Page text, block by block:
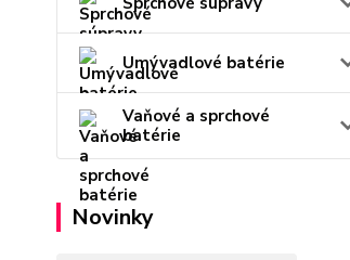
Umývadlové batérie
Vaňové a sprchové
batérie
Novinky